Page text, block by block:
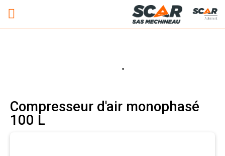
Adhérent
Compresseur d'air monophasé
100 L